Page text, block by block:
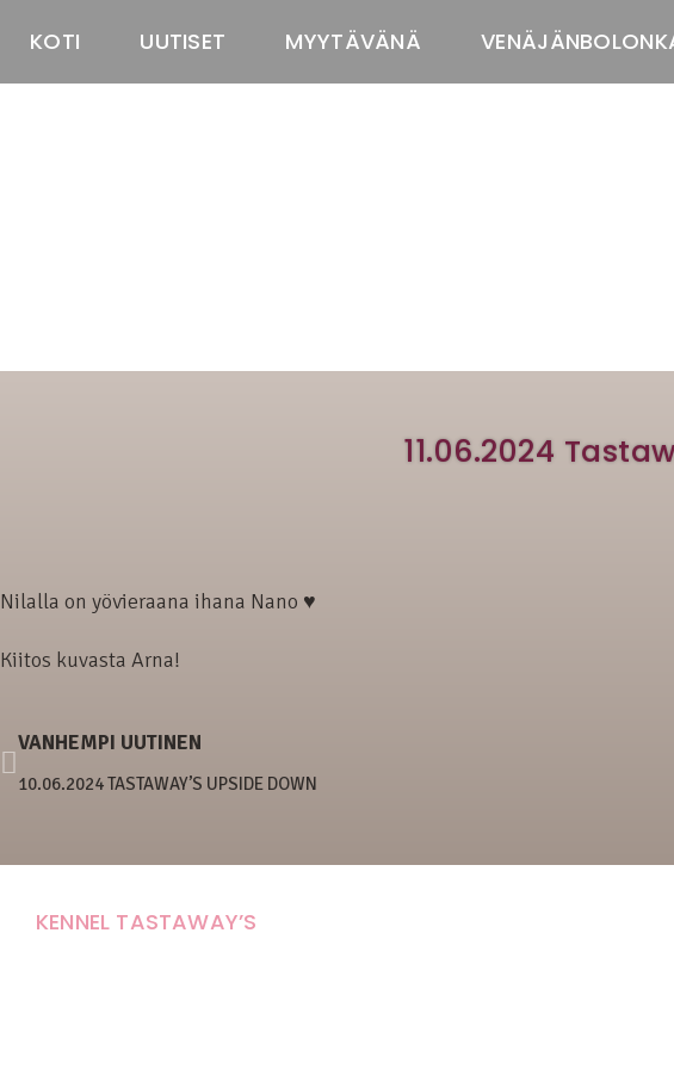
KOTI UUTISET MYYTÄVÄNÄ
11.06.2024
Nilalla on yövieraana ihana Nano ♥
Kiitos kuvasta Arna!
VANHEMPI UUTINEN
10.06.2024 TASTAWAY’S UPSIDE DOWN
KENNEL TASTAWAY’S